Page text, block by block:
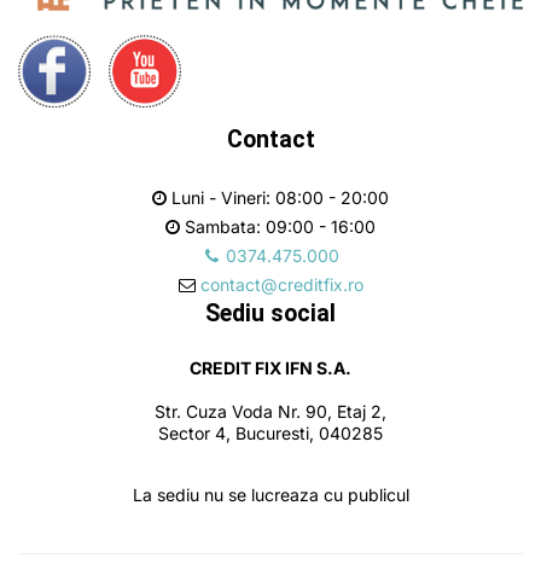
Contact
Luni - Vineri: 08:00 - 20:00
Sambata: 09:00 - 16:00
0374.475.000
contact@creditfix.ro
Sediu social
CREDIT FIX IFN S.A.
Str. Cuza Voda Nr. 90, Etaj 2,
Sector 4, Bucuresti, 040285
La sediu nu se lucreaza cu publicul